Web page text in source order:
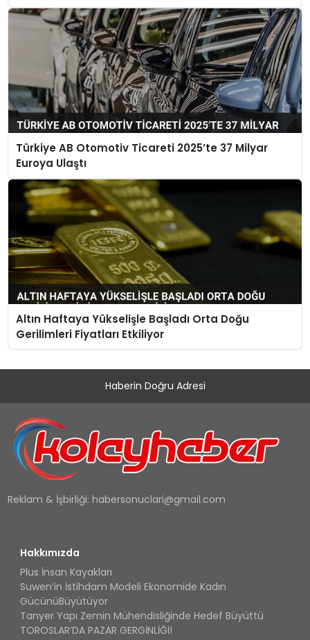
Türkiye AB Otomotiv Ticareti 2025’te 37 Milyar
Euroya Ulaştı
Altın Haftaya Yükselişle Başladı Orta Doğu
Gerilimleri Fiyatları Etkiliyor
Haberin Doğru Adresi
Reklam & İşbirliği: habersonuclari@gmail.com
Hakkımızda
Plus İnsan Kayakları
Suwen’in İstihdam Modeli Ekonomide Kadın
GücünüBüyütüyor
Tanyer Yapı Zemin Mühendisliğinde Hedef Büyüttü
TOROSLAR’DA PAZAR GERGİNLİĞİ!